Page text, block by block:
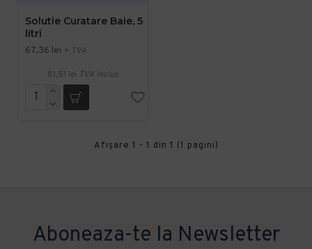
Solutie Curatare Baie, 5
litri
67,36 lei + TVA
81,51 lei TVA inclus
Afişare 1 - 1 din 1 (1 pagini)
Aboneaza-te la Newsletter